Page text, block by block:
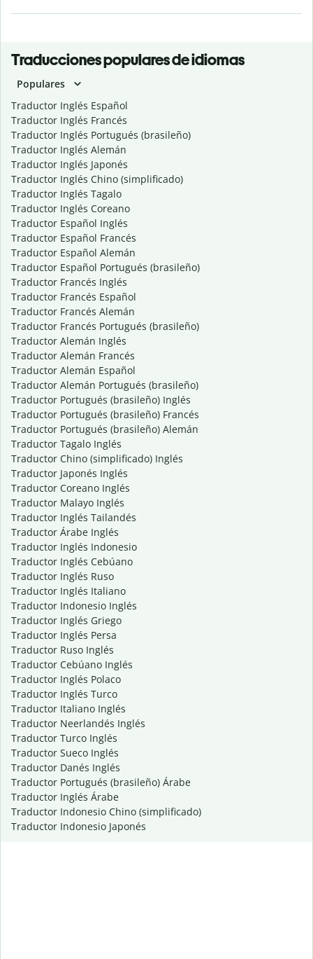
Traducciones populares de idiomas
Populares
Traductor Inglés Español
Traductor Inglés Francés
Traductor Inglés Portugués (brasileño)
Traductor Inglés Alemán
Traductor Inglés Japonés
Traductor Inglés Chino (simplificado)
Traductor Inglés Tagalo
Traductor Inglés Coreano
Traductor Español Inglés
Traductor Español Francés
Traductor Español Alemán
Traductor Español Portugués (brasileño)
Traductor Francés Inglés
Traductor Francés Español
Traductor Francés Alemán
Traductor Francés Portugués (brasileño)
Traductor Alemán Inglés
Traductor Alemán Francés
Traductor Alemán Español
Traductor Alemán Portugués (brasileño)
Traductor Portugués (brasileño) Inglés
Traductor Portugués (brasileño) Francés
Traductor Portugués (brasileño) Alemán
Traductor Tagalo Inglés
Traductor Chino (simplificado) Inglés
Traductor Japonés Inglés
Traductor Coreano Inglés
Traductor Malayo Inglés
Traductor Inglés Tailandés
Traductor Árabe Inglés
Traductor Inglés Indonesio
Traductor Inglés Cebúano
Traductor Inglés Ruso
Traductor Inglés Italiano
Traductor Indonesio Inglés
Traductor Inglés Griego
Traductor Inglés Persa
Traductor Ruso Inglés
Traductor Cebúano Inglés
Traductor Inglés Polaco
Traductor Inglés Turco
Traductor Italiano Inglés
Traductor Neerlandés Inglés
Traductor Turco Inglés
Traductor Sueco Inglés
Traductor Danés Inglés
Traductor Portugués (brasileño) Árabe
Traductor Inglés Árabe
Traductor Indonesio Chino (simplificado)
Traductor Indonesio Japonés